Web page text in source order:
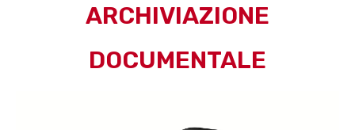
ARCHIVIAZIONE
DOCUMENTALE